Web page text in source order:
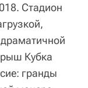
Стадион
Кубка
гранды